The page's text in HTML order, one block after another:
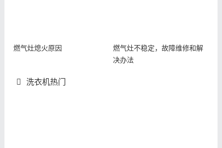
燃气灶熄火原因
燃气灶不稳定，故障维修和解
决办法
洗衣机热门